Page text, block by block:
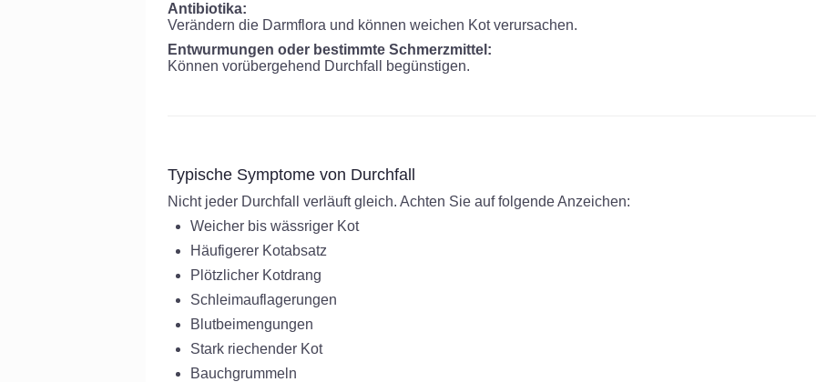
Antibiotika:
Verändern die Darmflora und können weichen Kot verursachen.
Entwurmungen oder bestimmte Schmerzmittel:
Können vorübergehend Durchfall begünstigen.
Typische Symptome von Durchfall
Nicht jeder Durchfall verläuft gleich. Achten Sie auf folgende Anzeichen:
Weicher bis wässriger Kot
Häufigerer Kotabsatz
Plötzlicher Kotdrang
Schleimauflagerungen
Blutbeimengungen
Stark riechender Kot
Bauchgrummeln